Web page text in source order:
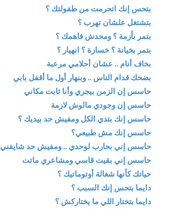
بتحس إنك اتحرمت من طفولتك ؟
بتشتغل علشان تهرب ؟
بتمر بأزمة ؟ ومحدش فاهمك ؟
بتمر بخيانة ؟ خسارة ؟ انهيار ؟
بخاف أنام .. عشان أحلامي مرعبة
بضحك قدام الناس .. وبنهار أول ما أقفل بابي
حاسس إن الزمن بيجري وأنا ثابت مكاني
حاسس إن وجودي مالوش لازمة
حاسس إنك بتدي الكل ومفيش حد بيديك ؟
حاسس إنك مش طبيعي؟
حاسس إني بحارب لوحدي .. ومفيش حد شايفني
حاسس إني بقيت قاسي ومشاعري ماتت
حياتك كأنها شغالة أوتوماتيك ؟
دايما بتحس إنك السبب ؟
دايما بتختار اللي ما يختاركش ؟